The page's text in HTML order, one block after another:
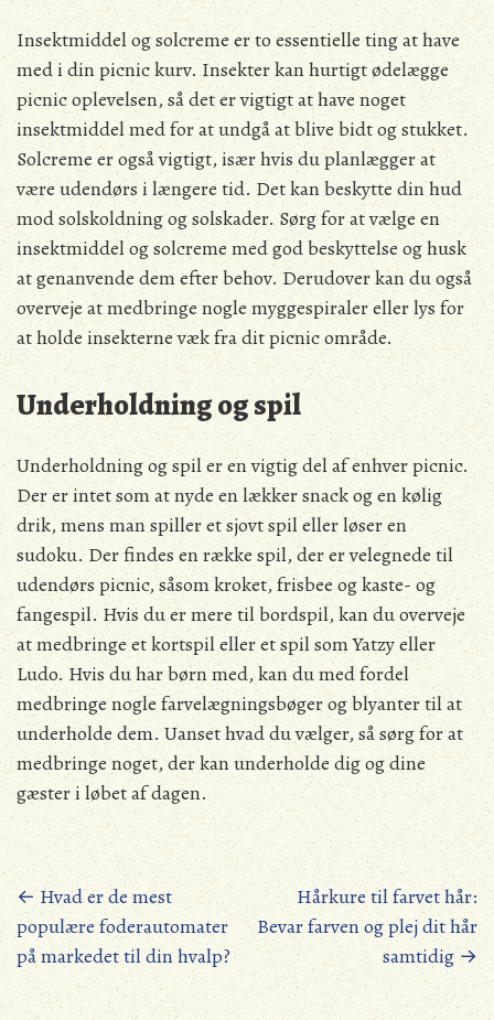
Insektmiddel og solcreme er to essentielle ting at have
med i din picnic kurv. Insekter kan hurtigt ødelægge
picnic oplevelsen, så det er vigtigt at have noget
insektmiddel med for at undgå at blive bidt og stukket.
Solcreme er også vigtigt, især hvis du planlægger at
være udendørs i længere tid. Det kan beskytte din hud
mod solskoldning og solskader. Sørg for at vælge en
insektmiddel og solcreme med god beskyttelse og husk
at genanvende dem efter behov. Derudover kan du også
overveje at medbringe nogle myggespiraler eller lys for
at holde insekterne væk fra dit picnic område.
Underholdning og spil
Underholdning og spil er en vigtig del af enhver picnic.
Der er intet som at nyde en lækker snack og en kølig
drik, mens man spiller et sjovt spil eller løser en
sudoku. Der findes en række spil, der er velegnede til
udendørs picnic, såsom kroket, frisbee og kaste- og
fangespil. Hvis du er mere til bordspil, kan du overveje
at medbringe et kortspil eller et spil som Yatzy eller
Ludo. Hvis du har børn med, kan du med fordel
medbringe nogle farvelægningsbøger og blyanter til at
underholde dem. Uanset hvad du vælger, så sørg for at
medbringe noget, der kan underholde dig og dine
gæster i løbet af dagen.
Posts
navigation
← Hvad er de mest
populære foderautomater
på markedet til din hvalp?
Hårkure til farvet hår:
Bevar farven og plej dit hår
samtidig→